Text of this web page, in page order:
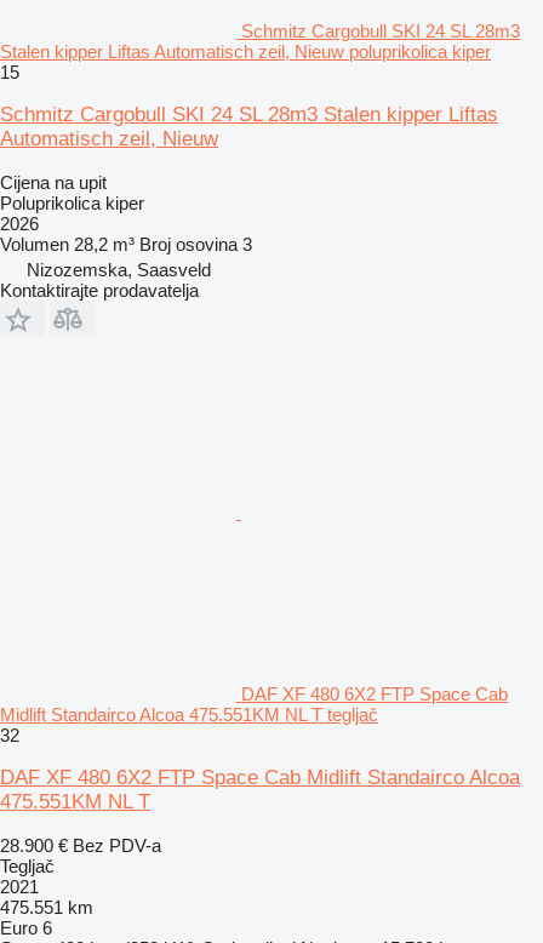
Schmitz Cargobull SKI 24 SL 28m3
Stalen kipper Liftas Automatisch zeil, Nieuw poluprikolica kiper
15
Schmitz Cargobull SKI 24 SL 28m3 Stalen kipper Liftas
Automatisch zeil, Nieuw
Cijena na upit
Poluprikolica kiper
2026
Volumen 28,2 m³ Broj osovina 3
Nizozemska, Saasveld
Kontaktirajte prodavatelja
DAF XF 480 6X2 FTP Space Cab
Midlift Standairco Alcoa 475.551KM NL T tegljač
32
DAF XF 480 6X2 FTP Space Cab Midlift Standairco Alcoa
475.551KM NL T
28.900 € Bez PDV-a
Tegljač
2021
475.551 km
Euro 6